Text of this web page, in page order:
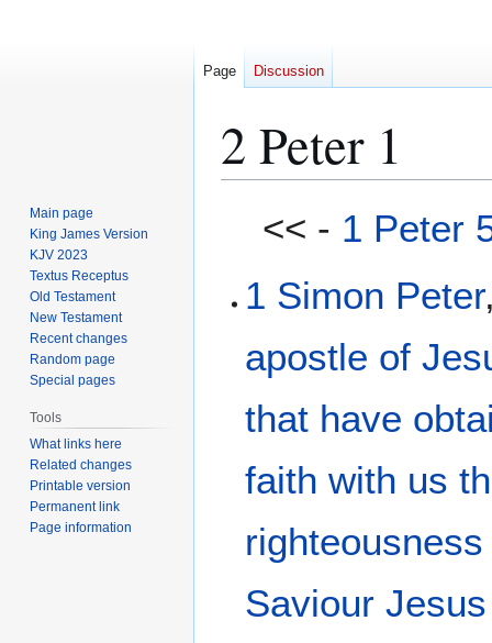
2 Peter 1
<< - 1 Peter
1 Simon Peter
apostle of
that have
faith with us
righteousness
Saviour Jesus
Page Discussion
Main page
King James Version
KJV 2023
Textus Receptus
Old Testament
New Testament
Recent changes
Random page
Special pages
Tools
What links here
Related changes
Printable version
Permanent link
Page information